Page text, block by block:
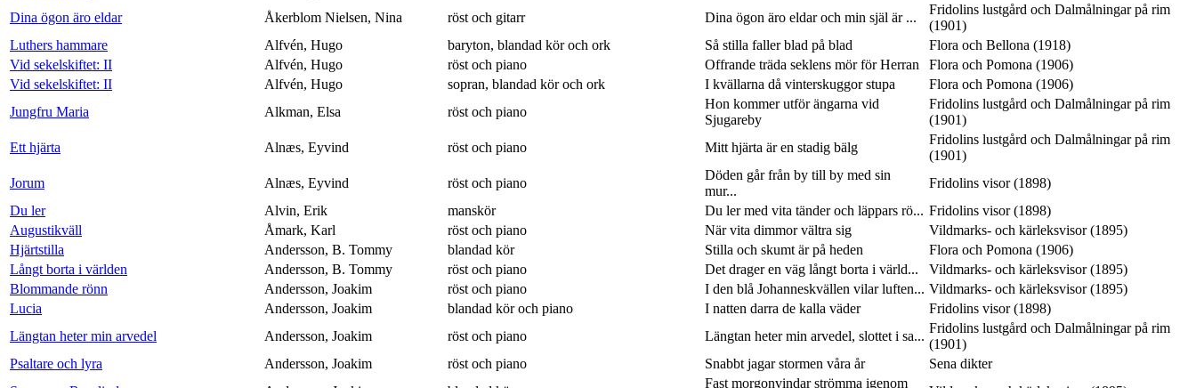
Dina ögon äro eldar
Åkerblom Nielsen, Nina röst och gitarr Dina ögon äro eldar och min själ är ...
Fridolins lustgård och Dalmålningar på rim
(1901)
Luthers hammare
Alfvén, Hugo baryton, blandad kör och ork Så stilla faller blad på blad
Flora och Bellona (1918)
Vid sekelskiftet: II
Alfvén, Hugo röst och piano Offrande träda seklens mör för Herran
Flora och Pomona (1906)
Vid sekelskiftet: II
Alfvén, Hugo sopran, blandad kör och ork I kvällarna då vinterskuggor stupa
Flora och Pomona (1906)
Jungfru Maria
Alkman, Elsa röst och piano
Hon kommer utför ängarna vid
Sjugareby
Fridolins lustgård och Dalmålningar på rim
(1901)
Ett hjärta
Alnæs, Eyvind röst och piano Mitt hjärta är en stadig bälg
Fridolins lustgård och Dalmålningar på rim
(1901)
Jorum
Alnæs, Eyvind röst och piano
Döden går från by till by med sin
mur...
Fridolins visor (1898)
Du ler
Alvin, Erik manskör Du ler med vita tänder och läppars rö... Fridolins visor (1898)
Augustikväll
Åmark, Karl röst och piano När vita dimmor vältra sig
Vildmarks- och kärleksvisor (1895)
Hjärtstilla
Andersson, B. Tommy blandad kör Stilla och skumt är på heden
Flora och Pomona (1906)
Långt borta i världen
Andersson, B. Tommy röst och piano Det drager en väg långt borta i värld...
Vildmarks- och kärleksvisor (1895)
Blommande rönn
Andersson, Joakim röst och piano I den blå Johanneskvällen vilar luften... Vildmarks- och kärleksvisor (1895)
Lucia
Andersson, Joakim blandad kör och piano I natten darra de kalla väder
Fridolins visor (1898)
Längtan heter min arvedel
Andersson, Joakim röst och piano Längtan heter min arvedel, slottet i sa...
Fridolins lustgård och Dalmålningar på rim
(1901)
Psaltare och lyra
Andersson, Joakim röst och piano Snabbt jagar stormen våra år
Sena dikter
Fast morgonvindar strömma igenom